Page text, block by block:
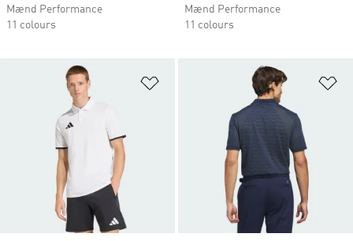
Mænd Performance
11 colours
Mænd Performance
11 colours
Føj til ønskeliste